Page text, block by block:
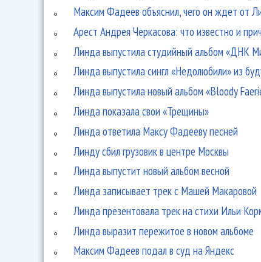
Максим Фадеев объяснил, чего он ждет от
Арест Андрея Черкасова: что известно и
Линда выпустила студийный альбом «ДНК
Линда выпустила сингл «Недолюбили» из
Линда выпустила новый альбом «Bloody
Линда показала свои «Трещины»
Линда ответила Максу Фадееву песней
Линду сбил грузовик в центре Москвы
Линда выпустит новый альбом весной
Линда записывает трек с Машей Макаровой
Линда презентовала трек на стихи Ильи
Линда выразит пережитое в новом альбоме
Максим Фадеев подал в суд на Яндекс